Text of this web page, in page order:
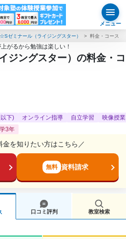
メニュー
ゼミナール（ライジングスター） 料金・コース
がるから勉強は楽しい！
ジングスター）の料金・コ
下) オンライン指導 自立学習
映像授業
3年
金を知りたい方はこちら／
無料 資料請求
口コミ評判 教室検索